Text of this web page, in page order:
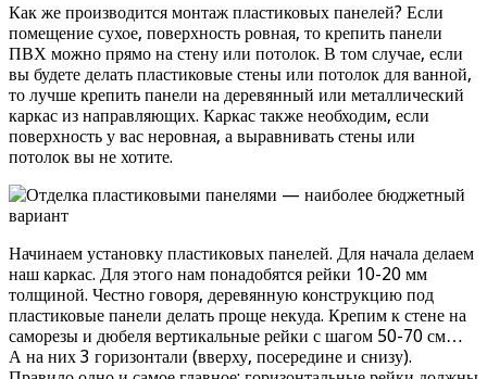
Как же производится монтаж пластиковых панелей? Если
помещение сухое, поверхность ровная, то крепить панели
ПВХ можно прямо на стену или потолок. В том случае, если
вы будете делать пластиковые стены или потолок для ванной,
то лучше крепить панели на деревянный или металлический
каркас из направляющих. Каркас также необходим, если
поверхность у вас неровная, а выравнивать стены или
потолок вы не хотите.
Начинаем установку пластиковых панелей. Для начала делаем
наш каркас. Для этого нам понадобятся рейки 10-20 мм
толщиной. Честно говоря, деревянную конструкцию под
пластиковые панели делать проще некуда. Крепим к стене на
саморезы и дюбеля вертикальные рейки с шагом 50-70 см…
А на них 3 горизонтали (вверху, посередине и снизу).